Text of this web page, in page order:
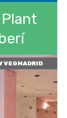
VEGMADRID